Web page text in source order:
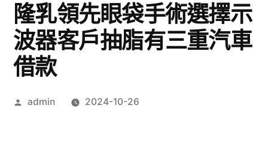
隆乳領先眼袋手術選擇示
波器客戶抽脂有三重汽車
借款
作
admin 2024-10-26